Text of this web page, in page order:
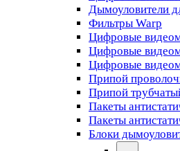
Дымоуловители
Фильтры Warp
Цифровые
Цифровые
Цифровые
Припой
Припой
Пакеты
Пакеты
Блоки